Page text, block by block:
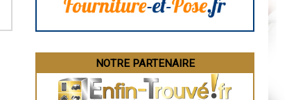
Guéret
Besançon
Évreux
Chartres
NOTRE PARTENAIRE